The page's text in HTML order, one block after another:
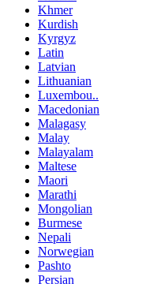
Khmer
Kurdish
Kyrgyz
Latin
Latvian
Lithuanian
Luxembou..
Macedonian
Malagasy
Malay
Malayalam
Maltese
Maori
Marathi
Mongolian
Burmese
Nepali
Norwegian
Pashto
Persian